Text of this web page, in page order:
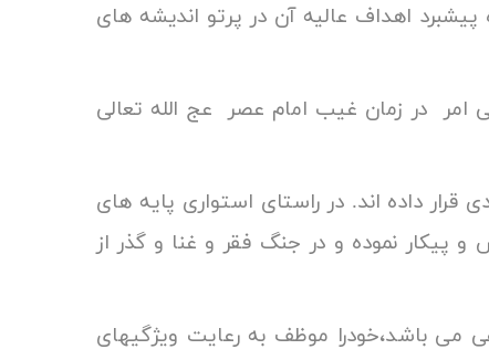
اهداف عالیه آن در پرتو اندیشه های
.
امر در زمان غیب امام عصر عج الله تعالی
می دانند.
قرار داده اند. در راستای استواری پایه های
پیکار نموده و در جنگ فقر و غنا و گذر از
می باشد،خودرا موظف به رعایت ویژگیهای